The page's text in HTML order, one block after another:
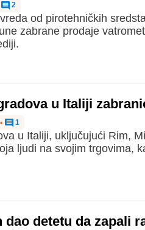
2
od pirotehničkih
zabrane prodaje
u Italiji
• 1
u Italiji, uključujući Rim,
ljudi na svojim trgovima,
dao detetu da zapali